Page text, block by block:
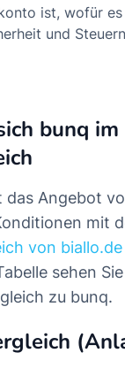
ist, wofür
und
bunq im
das Angebot
mit
von biallo.de
sehen
zu bunq.